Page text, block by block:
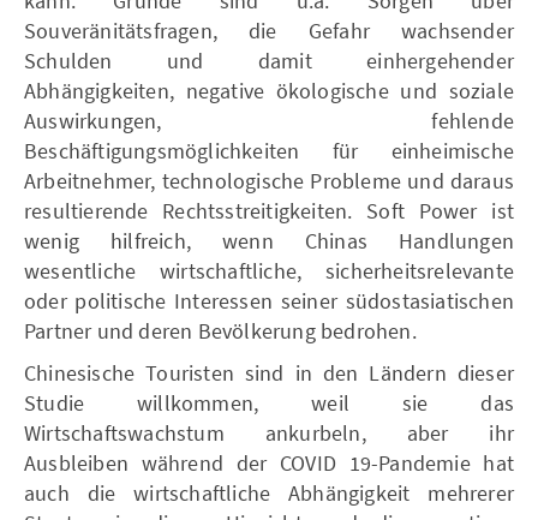
Souveränitätsfragen, die Gefahr wachsender
Schulden und damit einhergehender
Abhängigkeiten, negative ökologische und soziale
Auswirkungen, fehlende
Beschäftigungsmöglichkeiten für einheimische
Arbeitnehmer, technologische Probleme und daraus
resultierende Rechtsstreitigkeiten. Soft Power ist
wenig hilfreich, wenn Chinas Handlungen
wesentliche wirtschaftliche, sicherheitsrelevante
oder politische Interessen seiner südostasiatischen
Partner und deren Bevölkerung bedrohen.
Chinesische Touristen sind in den Ländern dieser
Studie willkommen, weil sie das
Wirtschaftswachstum ankurbeln, aber ihr
Ausbleiben während der COVID 19-Pandemie hat
auch die wirtschaftliche Abhängigkeit mehrerer